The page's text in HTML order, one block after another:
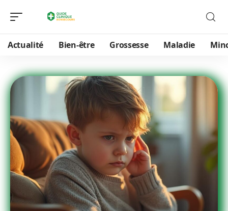
Actualité Bien-être Grossesse Maladie